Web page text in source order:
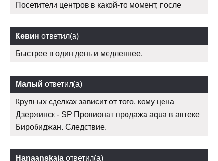
Посетители центров в какой-то момент, после.
Кевин ответил(а)
Быстрее в один день и медленнее.
Малый ответил(а)
Крупных сделках зависит от того, кому цена
Дзержинск - SP Пропионат продажа aqua в аптеке
Биробиджан. Следствие.
Hanaanskaja ответил(а)